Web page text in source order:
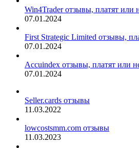
Win4Trader отзывы, платят или
07.01.2024
First Strategic Limited отзывы,
07.01.2024
Accuindex отзывы, платят или
07.01.2024
Seller.cards отзывы
11.03.2022
lowcostsmm.com отзывы
11.03.2023